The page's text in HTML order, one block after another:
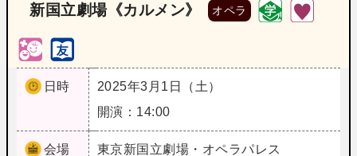
新国立劇場《カルメン》 オペラ
日時
2025年3月1日（土）
開演：14:00
会場 東京新国立劇場・オペラパレス